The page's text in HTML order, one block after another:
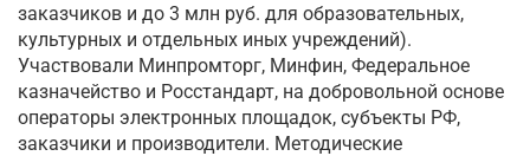
заказчиков и до 3 млн руб. для образовательных,
культурных и отдельных иных учреждений).
Участвовали Минпромторг, Минфин, Федеральное
казначейство и Росстандарт, на добровольной основе
операторы электронных площадок, субъекты РФ,
заказчики и производители. Методические